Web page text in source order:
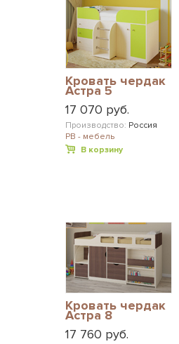
Кровать чердак
Астра 5
17 070 руб.
Производство: Россия
РВ - мебель
В корзину
Кровать чердак
Астра 8
17 760 руб.